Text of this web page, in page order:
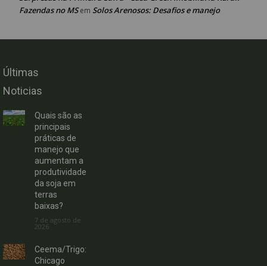
Fazendas no MSem Solos Arenosos: Desafios e manejo
Últimas
Noticias
Quais são as
principais
práticas de
manejo que
aumentam a
produtividade
da soja em
terras
baixas?
7 de agosto de
2026
Ceema/Trigo:
Chicago